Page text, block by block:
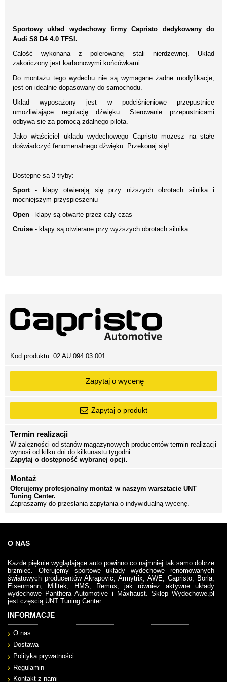
Sportowy układ wydechowy firmy Capristo dedykowany do
Audi S8 D4 4.0 TFSI.
Całość wykonana z polerowanej stali nierdzewnej. Układ
zakończony jest karbonowymi końcówkami.
Do montażu tego wydechu nie są wymagane żadne modyfikacje,
jest on idealnie dopasowany do samochodu.
Układ wyposażony jest w podciśnieniowe przepustnice
umożliwiające regulację dźwięku. Sterowanie przepustnicami
odbywa się za pomocą zdalnego pilota.
Jako właściciel układu wydechowego Capristo możesz na stałe
doświadczyć fenomenalnego dźwięku. Przekonaj się!
Dostępne są 3 tryby:
Sport - klapy otwierają się przy niższych obrotach silnika i
mocniejszym przyspieszeniu
Open - klapy są otwarte przez cały czas
Cruise - klapy są otwierane przy wyższych obrotach silnika
Kod produktu: 02 AU 094 03 001
Zapytaj o wycenę
Zapytaj o produkt
Termin realizacji
W zależności od stanów magazynowych producentów termin realizacji
wynosi od kilku dni do kilkunastu tygodni.
Zapytaj o dostępność wybranej opcji.
Montaż
Oferujemy profesjonalny montaż w naszym warsztacie UNT
Tuning Center.
Zapraszamy do przesłania zapytania o indywidualną wycenę.
O NAS
Każde pięknie wyglądające auto powinno co najmniej tak samo dobrze
brzmieć. Oferujemy sportowe układy wydechowe renomowanych
światowych producentów Akrapovic, Armytrix, AWE, Capristo, Borla,
Eisenmann, Milltek, HMS, Remus, jak również aktywne układy
wydechowe Panthera Automotive i Maxhaust. Sklep Wydechowe.pl
jest częscią UNT Tuning Center.
INFORMACJE
O nas
Dostawa
Polityka prywatności
Regulamin
Kontakt z nami